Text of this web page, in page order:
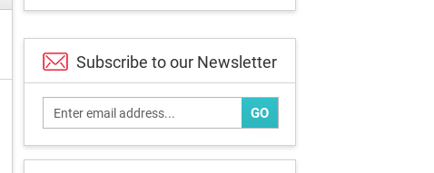
Subscribe to our Newsletter
GO